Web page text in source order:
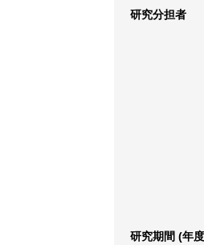
研究分担者
研究期間 (年